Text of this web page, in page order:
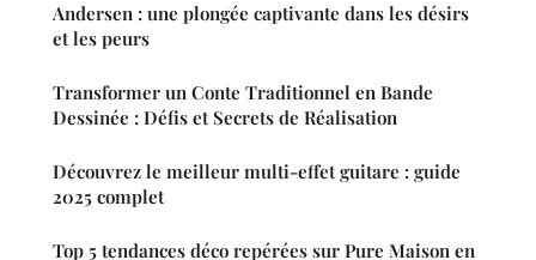
Andersen : une plongée captivante dans les désirs
et les peurs
Transformer un Conte Traditionnel en Bande
Dessinée : Défis et Secrets de Réalisation
Découvrez le meilleur multi-effet guitare : guide
2025 complet
Top 5 tendances déco repérées sur Pure Maison en